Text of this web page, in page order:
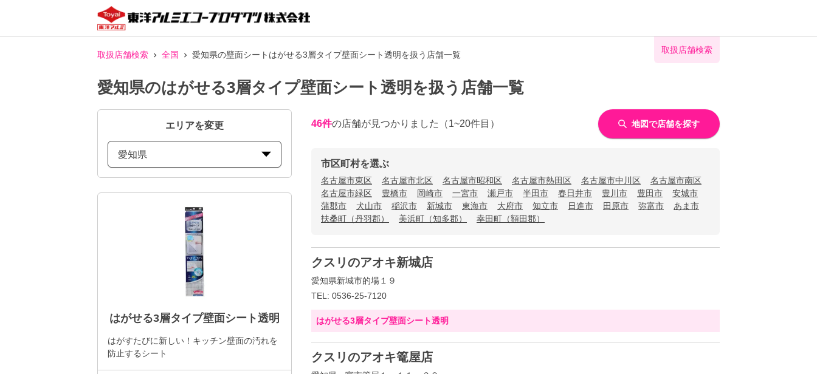
取扱店舗検索 全国 愛知県の壁面シートはがせる3層タイプ壁面シート透明を扱う店舗一覧 取扱店舗検索
愛知県のはがせる3層タイプ壁面シート透明を扱う店舗一覧
エリアを変更
愛知県
はがせる3層タイプ壁面シート透明
はがすたびに新しい！キッチン壁面の汚れを
防止するシート
46件の店舗が見つかりました （1~20件目） 地図で店舗を探す
市区町村を選ぶ
名古屋市東区 名古屋市北区 名古屋市昭和区 名古屋市熱田区 名古屋市中川区
名古屋市南区
名古屋市緑区
豊橋市 岡崎市 一宮市 瀬戸市 半田市 春日井市 豊川市 豊田市
安城市
蒲郡市
犬山市 稲沢市 新城市 東海市 大府市 知立市 日進市 田原市 弥富市
あま市
扶桑町（丹羽郡）
美浜町（知多郡） 幸田町（額田郡）
クスリのアオキ新城店
愛知県新城市的場１９
TEL: 0536-25-7120
はがせる3層タイプ壁面シート透明
クスリのアオキ篭屋店